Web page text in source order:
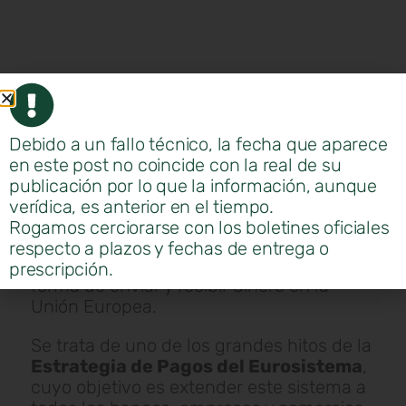
Desde el pasado9 de octubre
pagos inmediatos en eurosson ya una
realidad en toda lazona SEPA,
marcando un antes y un después en la
forma de enviar y recibir dinero en la
Unión Europea.
Se trata de uno de los grandes hitos de la
Estrategia de Pagos del Eurosistema
cuyo objetivo es extender este sistema a
Debido a un fallo técnico, la fecha que aparece
en este post no coincide con la real de su
publicación por lo que la información, aunque
verídica, es anterior en el tiempo.
Rogamos cerciorarse con los boletines oficiales
respecto a plazos y fechas de entrega o
prescripción.